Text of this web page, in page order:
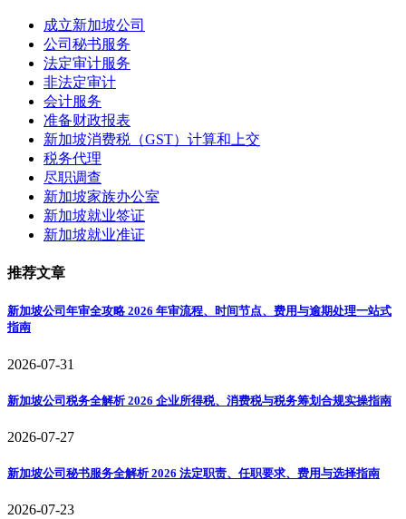
成立新加坡公司
公司秘书服务
法定审计服务
非法定审计
会计服务
准备财政报表
新加坡消费税（GST）计算和上交
税务代理
尽职调查
新加坡家族办公室
新加坡就业签证
新加坡就业准证
推荐文章
新加坡公司年审全攻略 2026 年审流程、时间节点、费用与逾期处理一站式
指南
2026-07-31
新加坡公司税务全解析 2026 企业所得税、消费税与税务筹划合规实操指南
2026-07-27
新加坡公司秘书服务全解析 2026 法定职责、任职要求、费用与选择指南
2026-07-23